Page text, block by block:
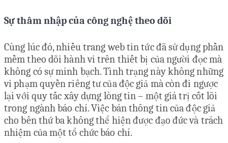
Sự thâm nhập của công nghệ theo dõi
Cùng lúc đó, nhiều trang web tin tức đã sử dụng phần
mềm theo dõi hành vi trên thiết bị của người đọc mà
không có sự minh bạch. Tình trạng này không những
vi phạm quyền riêng tư của độc giả mà còn đi ngược
lại với quy tắc xây dựng lòng tin – một giá trị cốt lõi
trong ngành báo chí. Việc bán thông tin của độc giả
cho bên thứ ba không thể hiện được đạo đức và trách
nhiệm của một tổ chức báo chí.